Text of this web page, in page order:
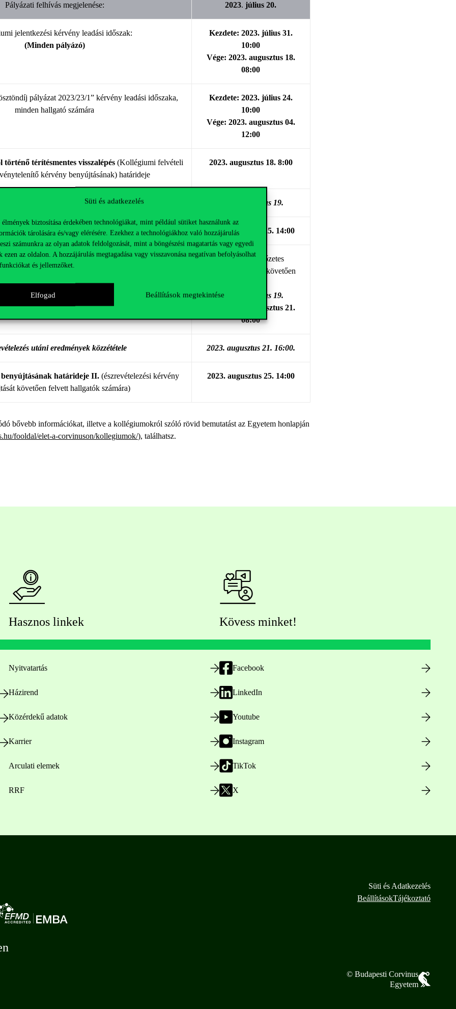
Süti és adatkezelés
biztosítása érdekében technológiákat, mint például sütiket használunk az
tárolására és/vagy elérésére. Ezekhez a technológiákhoz való hozzájárulás
számunkra az olyan adatok feldolgozását, mint a böngészési magatartás vagy egyedi
ezen az oldalon. A hozzájárulás megtagadása vagy visszavonása negatívan befolyásolhat
és jellemzőket.
Elfogad Beállítások megtekintése
Pályázati felhívás megjelenése: 2023.július 20.
jelentkezési kérvény leadási időszak:
(Minden pályázó)
Kezdete: 2023. július 31.
10:00
Vége: 2023. augusztus 18.
08:00
pályázat 2023/23/1” kérvény leadási időszaka,
minden hallgató számára
Kezdete: 2023. július 24.
10:00
Vége: 2023. augusztus 04.
12:00
térítésmentes visszalépés (Kollégiumi felvételi
kérvény benyújtásának) határideje
2023. augusztus 18. 8:00
és beköltözési kérvények leadásának nyitása 2023. augusztus 19.
kérvény benyújtásának határideje I. 2023. augusztus 25. 14:00
(kizárólag kollégiumi felvételi eredményre) Kezdete: az előzetes
eredményhirdetést követően
2023. augusztus 19.
Vége: 2023. augusztus 21.
08:00
utáni eredmények közzététele 2023. augusztus 21. 16:00.
határideje II.(észrevételezési kérvény
követően felvett hallgatók számára)
2023. augusztus 25. 14:00
bővebb információkat, illetve a kollégiumokról szóló rövid bemutatást az Egyetem honlapján
fooldal/elet-a-corvinuson/kollegiumok/), találhatsz.
Hasznos linkek
Nyitvatartás
Házirend
Közérdekű adatok
Karrier
Arculati elemek
RRF
Kövess minket!
Facebook
LinkedIn
Youtube
Instagram
TikTok
X
Süti és Adatkezelés
BeállításokTájékoztató
© Budapesti Corvinus
Egyetem